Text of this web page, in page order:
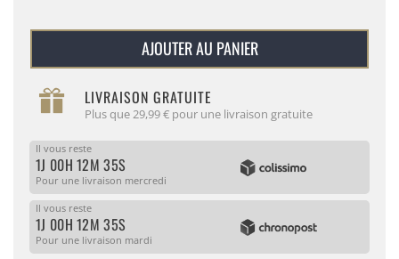
AJOUTER AU PANIER
LIVRAISON GRATUITE
Plus que 29,99 € pour une livraison gratuite
Il vous reste
1J 00H 12M 35S
Pour une livraison mercredi
Il vous reste
1J 00H 12M 35S
Pour une livraison mardi